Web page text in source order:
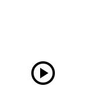
play_circle